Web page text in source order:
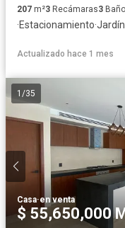
207 m²3 Recámaras3
·Estacionamiento·Jardín
Actualizado hace 1 mes
1 /35
Casa·en venta
$ 55,650,000